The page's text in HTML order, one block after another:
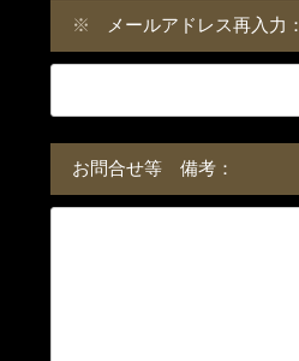
※ メールアドレス再入力：
お問合せ等 備考：